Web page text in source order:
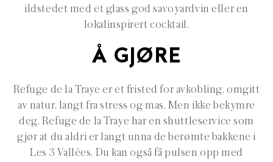
ildstedet med et glass god savoyardvin eller en
lokalinspirert cocktail.
Å GJØRE
Refuge de la Traye er et fristed for avkobling, omgitt
av natur, langt fra stress og mas. Men ikke bekymre
deg, Refuge de la Traye har en shuttleservice som
gjør at du aldri er langt unna de berømte bakkene i
Les 3 Vallées. Du kan også få pulsen opp med